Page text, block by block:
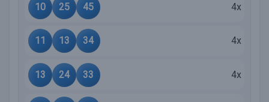
10 25 45 4x
11 13 34 4x
13 24 33 4x